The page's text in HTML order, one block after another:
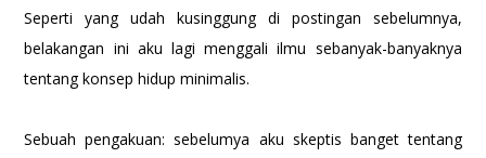
Seperti yang udah kusinggung di postingan sebelumnya,
belakangan ini aku lagi menggali ilmu sebanyak-banyaknya
tentang konsep hidup minimalis.
Sebuah pengakuan: sebelumya aku skeptis banget tentang